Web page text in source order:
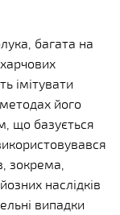
багата на
імітувати
його
що базується
зокрема,
наслідків
випадки